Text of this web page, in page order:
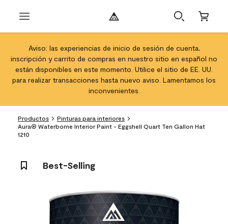
Aviso: las experiencias de inicio de sesión de cuenta,
inscripción y carrito de compras en nuestro sitio en español no
están disponibles en este momento. Utilice el sitio de EE. UU.
para realizar transacciones hasta nuevo aviso. Lamentamos los
inconvenientes.
Productos
Pinturas para interiores
Aura® Waterborne Interior Paint - Eggshell Quart Ten Gallon Hat
1210
Best-Selling